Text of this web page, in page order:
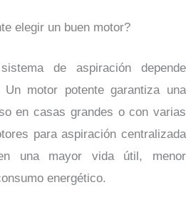
elegir un buen motor?
de aspiración depende
motor potente garantiza una
en casas grandes o con varias
para aspiración centralizada
una mayor vida útil, menor
energético.